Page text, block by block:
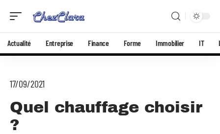
Actualité Entreprise Finance Forme Immobilier IT
17/09/2021
Quel chauffage choisir
?